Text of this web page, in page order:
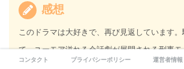
３
話
嘘まみれの女
４
話
挑発する男
感想
このドラマは大好きで、再び見返しています
て、ユーモア溢れる会話劇が展開される刑事
コンタクト プライバシーポリシー 運営者情報